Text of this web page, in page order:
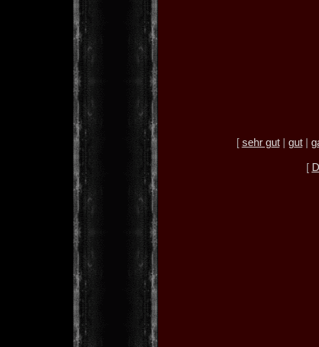
[ sehr gut| gut|
[